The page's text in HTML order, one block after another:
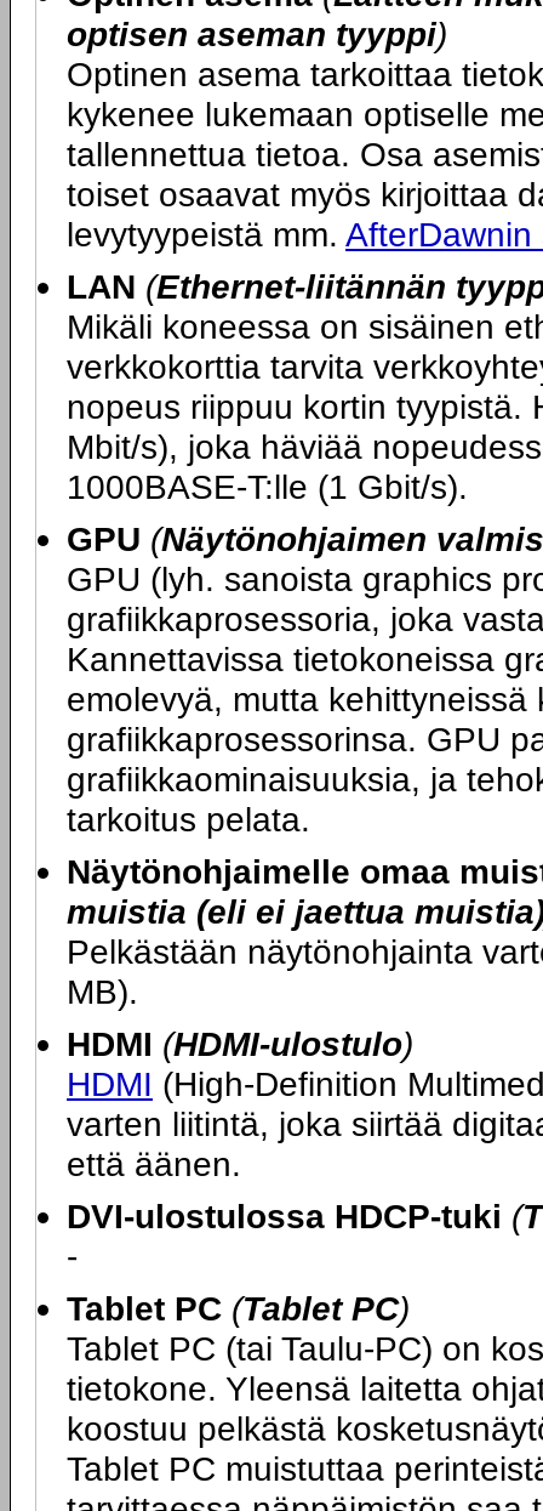
optisen aseman tyyppi)
Optinen asema tarkoittaa
kykenee lukemaan optiselle
tallennettua tietoa. Osa
toiset osaavat myös kirjoittaa
levytyypeistä mm.
LAN (Ethernet-liitännän
Mikäli koneessa on sisäinen
verkkokorttia tarvita
nopeus riippuu kortin tyypistä.
Mbit/s), joka häviää
1000BASE-T:lle (1 Gbit/s).
GPU (Näytönohjaimen
GPU (lyh. sanoista graphics
grafiikkaprosessoria, joka
Kannettavissa tietokoneissa
emolevyä, mutta
grafiikkaprosessorinsa. GPU
grafiikkaominaisuuksia, ja
tarkoitus pelata.
Näytönohjaimelle omaa
muistia (eli ei jaettua
Pelkästään näytönohjainta
MB).
HDMI (HDMI-ulostulo)
HDMI (High-Definition
varten liitintä, joka siirtää
että äänen.
DVI-ulostulossa HDCP-tuki (
-
Tablet PC (Tablet PC)
Tablet PC (tai Taulu-PC) on
tietokone. Yleensä laitetta
koostuu pelkästä
Tablet PC muistuttaa